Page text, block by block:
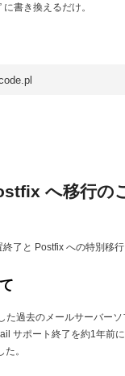
書き換えるだけ。
へ移行の
了と Postfix への特別移
過去のメールサーバー
サポート終了を約1年前
。